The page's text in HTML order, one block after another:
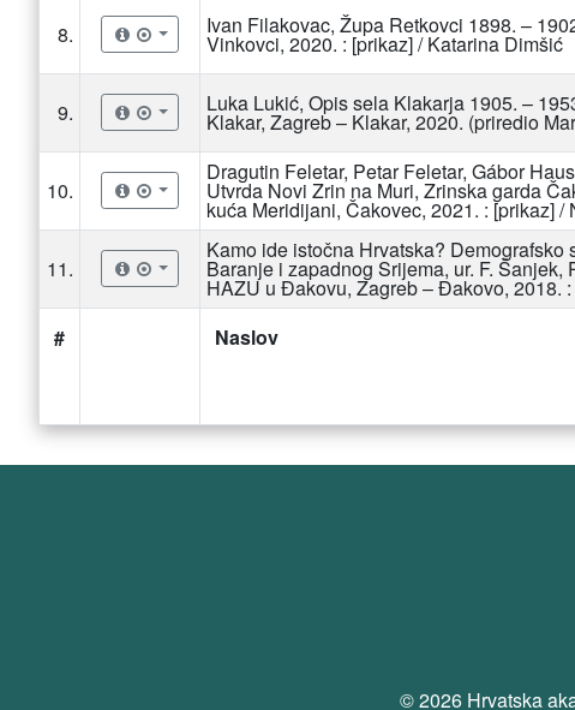
# Naslov
8. Ivan Filakovac, Župa Retkovci 1898. –
Vinkovci, 2020. : [prikaz] / Katarina Dimšić
9. Luka Lukić, Opis sela Klakarja 1905. –
Klakar, Zagreb – Klakar, 2020. (priredio
10.
Dragutin Feletar, Petar Feletar, Gábor
Utvrda Novi Zrin na Muri, Zrinska garda
kuća Meridijani, Čakovec, 2021. : [prikaz] /
11.
Kamo ide istočna Hrvatska?
Baranje i zapadnog Srijema, ur. F.
HAZU u Đakovu, Zagreb – Đakovo, 2018.
© 2026 Hrvatska